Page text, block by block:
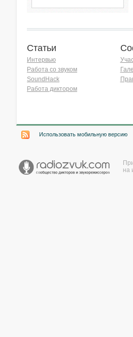
Статьи
Интервью
Работа со звуком
SoundHack
Работа диктором
Использовать мобильную версию
на